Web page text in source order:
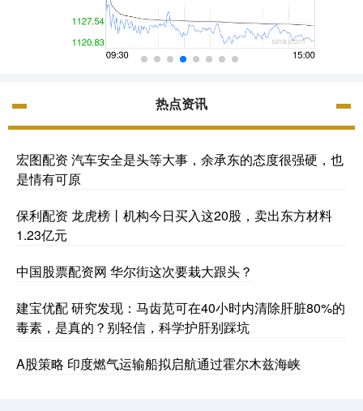
热点资讯
宏图配资 汽车安全是头等大事，余承东的态度很强硬，也
是情有可原
保利配资 龙虎榜丨机构今日买入这20股，卖出东方材料
1.23亿元
中国股票配资网 华尔街这次要栽大跟头？
建宝优配 研究发现：马齿苋可在40小时内清除肝脏80%的
毒素，是真的？别轻信，科学护肝别踩坑
A股策略 印度燃气运输船拟启航通过霍尔木兹海峡